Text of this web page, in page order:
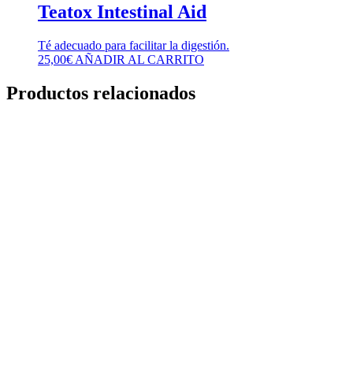
Teatox Intestinal Aid
Té adecuado para facilitar la digestión.
25,00€ AÑADIR AL CARRITO
Productos relacionados